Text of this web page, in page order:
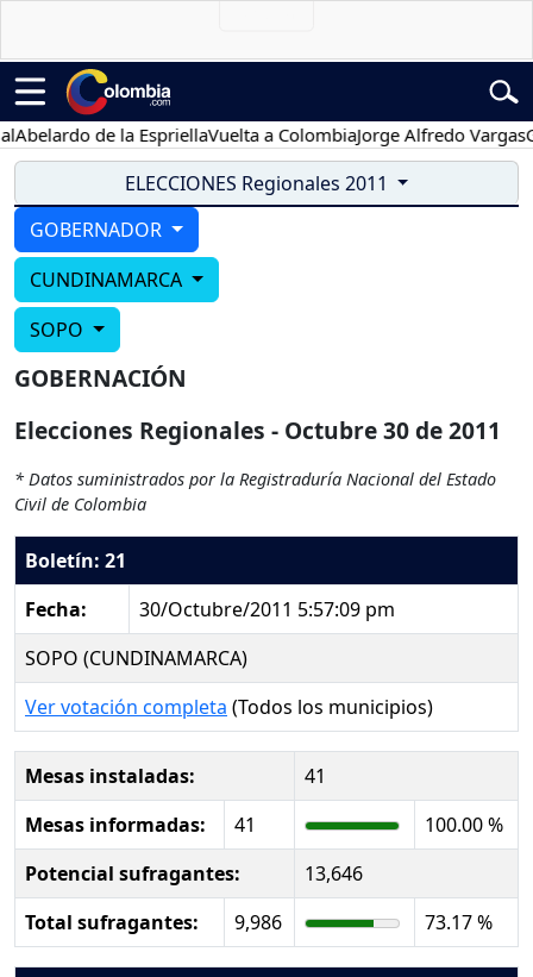
de la EspriellaVuelta a ColombiaJorge Alfredo Vargas
ELECCIONES Regionales 2011
GOBERNADOR
CUNDINAMARCA
SOPO
GOBERNACIÓN
Elecciones Regionales - Octubre 30 de 2011
* Datos suministrados por la Registraduría Nacional del Estado
Civil de Colombia
Boletín: 21
Fecha:
30/Octubre/2011 5:57:09 pm
SOPO (CUNDINAMARCA)
Ver votación completa (Todos los municipios)
Mesas instaladas:
41
Mesas informadas:
41
100.00 %
Potencial sufragantes:
13,646
Total sufragantes:
9,986 73.17 %